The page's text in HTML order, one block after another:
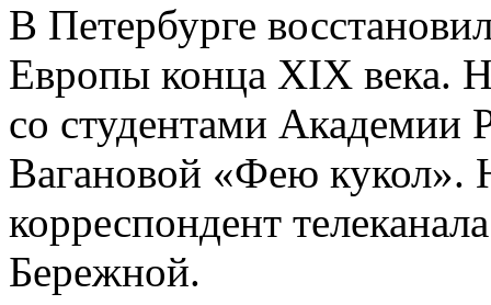
В Петербурге
Европы конца XIX века.
со студентами Академии
Вагановой «Фею кукол».
корреспондент
Бережной.